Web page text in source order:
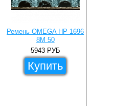
Ремень OMEGA HP 1696
8M 50
5943 РУБ
Купить